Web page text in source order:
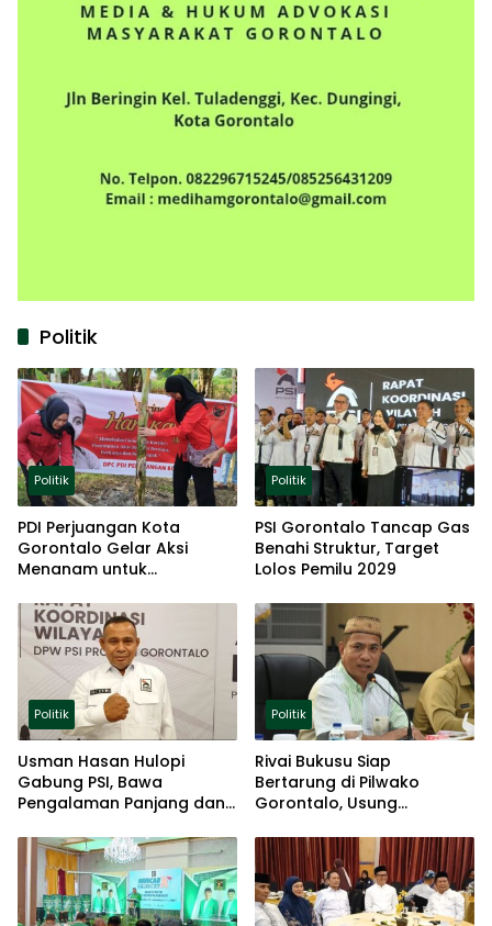
Politik
Politik
PDI Perjuangan Kota
Gorontalo Gelar Aksi
Menanam untuk
Politik
PSI Gorontalo Tancap Gas
Benahi Struktur, Target
Lolos Pemilu 2029
Politik
Usman Hasan Hulopi
Gabung PSI, Bawa
Pengalaman Panjang dan
Politik
Rivai Bukusu Siap
Bertarung di Pilwako
Gorontalo, Usung
Politik